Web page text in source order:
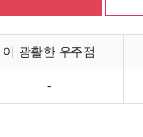
이 광활한 우주점
-